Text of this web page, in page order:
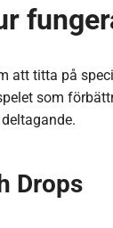
att titta på
som
Drops